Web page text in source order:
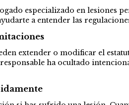
especializado en lesiones
a entender las
extender o modificar el
ha ocultado